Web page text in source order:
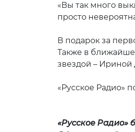
«Вы так много
просто
В подарок за
Также в
звездой – Ириной
«Русское
«Русское Радио»